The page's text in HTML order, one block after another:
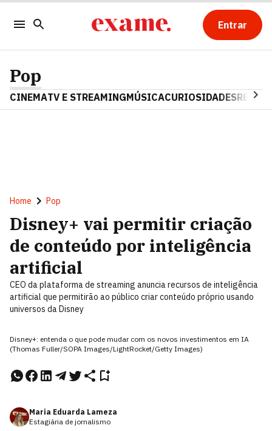
Entrar
Pop
CINEMATV E STREAMINGMÚSICACURIOSIDADES
Home Pop
Disney+ vai permitir criação
de conteúdo por inteligência
artificial
CEO da plataforma de streaming anuncia recursos de inteligência
artificial que permitirão ao público criar conteúdo próprio usando
universos da Disney
Disney+: entenda o que pode mudar com os novos investimentos em IA
(Thomas Fuller/SOPA Images/LightRocket/Getty Images)
Maria Eduarda Lameza
Estagiária de jornalismo